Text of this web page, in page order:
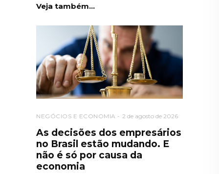
Veja também...
NEGÓCIOS E ECONOMIA 2 de agosto de 2026
As decisões dos empresários
no Brasil estão mudando. E
não é só por causa da
economia